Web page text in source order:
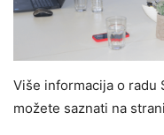
Više informacija o radu
možete saznati na